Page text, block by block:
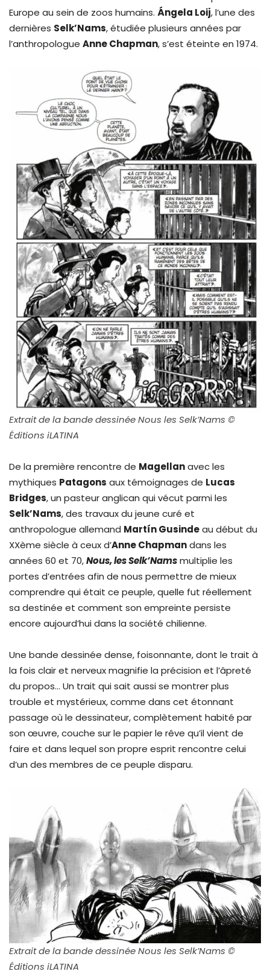
Europe au sein de zoos humains. Ángela Loij, l’une des
dernières Selk’Nams, étudiée plusieurs années par
l’anthropologue Anne Chapman, s’est éteinte en 1974.
Extrait de la bande dessinée Nous les Selk’Nams ©
Éditions iLATINA
De la première rencontre de Magellanavec les
mythiques Patagons aux témoignages de Lucas
Bridges, un pasteur anglican qui vécut parmi les
Selk’Nams, des travaux du jeune curé et
anthropologue allemand Martín Gusindeau début du
XXème siècle à ceux d’Anne Chapmandans les
années 60 et 70,Nous, les Selk’Namsmultiplie les
portes d’entrées afin de nous permettre de mieux
comprendre qui était ce peuple, quelle fut réellement
sa destinée et comment son empreinte persiste
encore aujourd’hui dans la société chilienne.
Une bande dessinée dense, foisonnante, dont le trait à
la fois clair et nerveux magnifie la précision et l’âpreté
du propos… Un trait qui sait aussi se montrer plus
trouble et mystérieux, comme dans cet étonnant
passage où le dessinateur, complètement habité par
son œuvre, couche sur le papier le rêve qu’il vient de
faire et dans lequel son propre esprit rencontre celui
d’un des membres de ce peuple disparu.
Extrait de la bande dessinée Nous les Selk’Nams ©
Éditions iLATINA